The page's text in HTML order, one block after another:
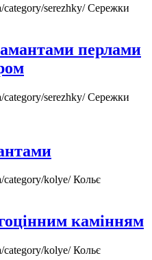
category/serezhky/Сережки
перлами
category/serezhky/Сережки
category/kolye/Кольє
камінням
category/kolye/Кольє